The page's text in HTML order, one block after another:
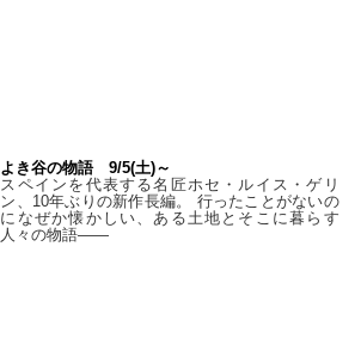
よき谷の物語 9/5(土)～
スペインを代表する名匠ホセ・ルイス・ゲリ
ン、10年ぶりの新作長編。 行ったことがないの
になぜか懐かしい、ある土地とそこに暮らす
人々の物語――